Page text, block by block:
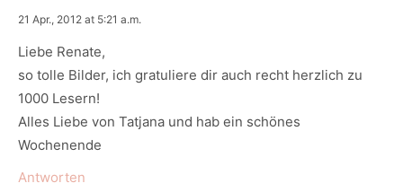
says:
21 Apr., 2012 at 5:21 a.m.
Liebe Renate,
so tolle Bilder, ich gratuliere dir auch recht herzlich zu
1000 Lesern!
Alles Liebe von Tatjana und hab ein schönes
Wochenende
Antworten